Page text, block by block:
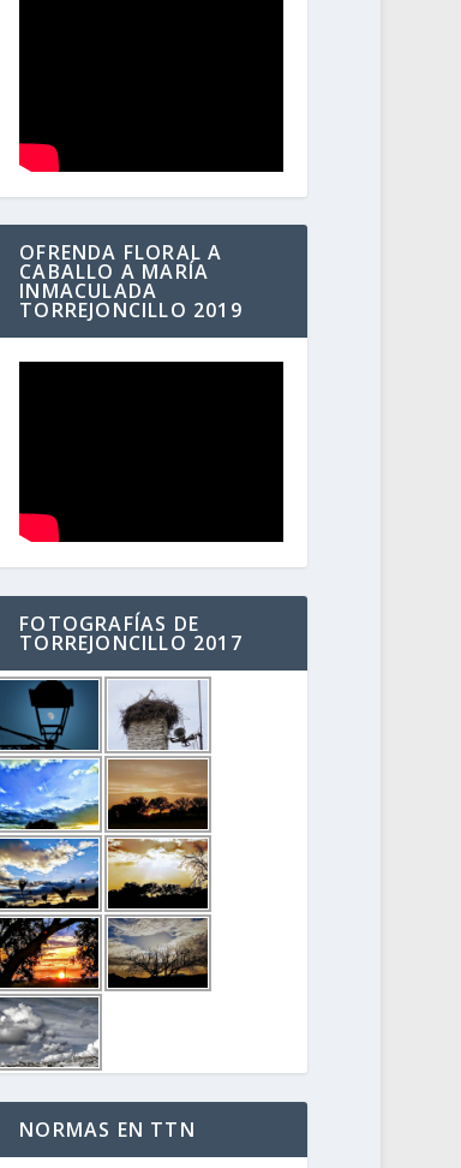
OFRENDA FLORAL A
CABALLO A MARÍA
INMACULADA
TORREJONCILLO 2019
FOTOGRAFÍAS DE
TORREJONCILLO 2017
NORMAS EN TTN